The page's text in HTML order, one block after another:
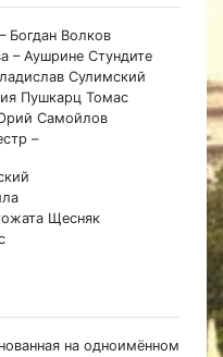
Богдан Волков
– Аушрине Стундите
Сулимский
Пушкарц Томас
Самойлов
–
Щесняк
на одноимённом